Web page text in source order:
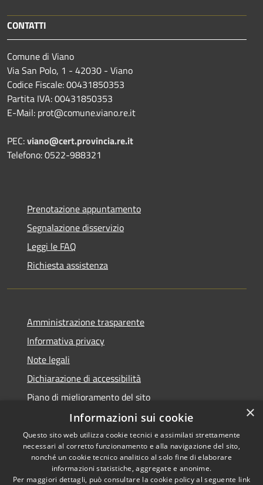
CONTATTI
Comune di Viano
Via San Polo, 1 - 42030 - Viano
Codice Fiscale: 00431850353
Partita IVA: 00431850353
E-Mail: prot@comune.viano.re.it
PEC:viano@cert.provincia.re.it
Telefono: 0522-988321
Prenotazione appuntamento
Segnalazione disservizio
Leggi le FAQ
Richiesta assistenza
Amministrazione trasparente
Informativa privacy
Note legali
Dichiarazione di accessibilità
Piano di miglioramento del sito
Accessibilità
Copyright © 2026 • Comune di
Viano • Powered by
×
Informazioni sui cookie
Questo sito web utilizza cookie tecnici e assimilati strettamente
necessari al corretto funzionamento e alla navigazione del sito,
nonché un cookie tecnico analitico al solo fine di elaborare
informazioni statistiche, aggregate e anonime.
Per maggiori dettagli, può consultare la cookie policy al seguente link